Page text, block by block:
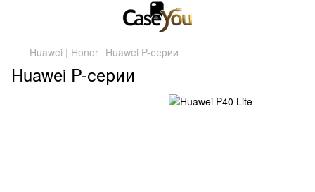
Huawei | Honor Huawei P-серии
Huawei P-серии